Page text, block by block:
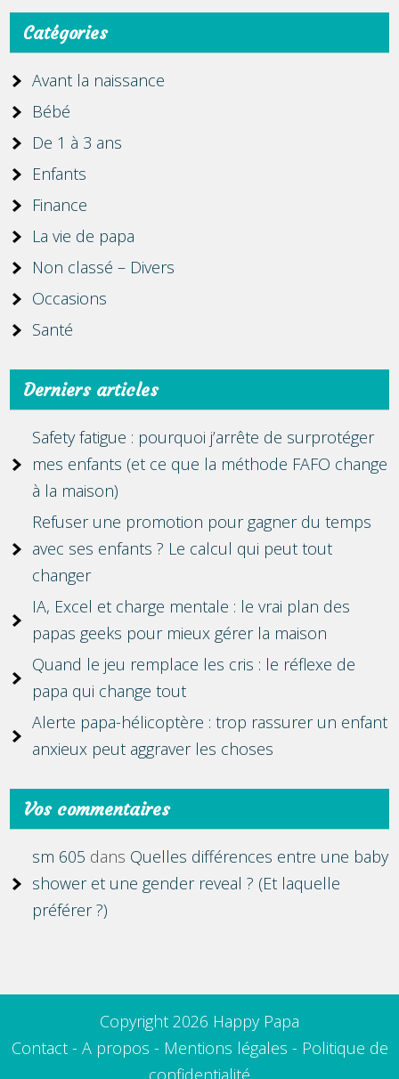
Catégories
Avant la naissance
Bébé
De 1 à 3 ans
Enfants
Finance
La vie de papa
Non classé – Divers
Occasions
Santé
Derniers articles
Safety fatigue : pourquoi j’arrête de surprotéger
mes enfants (et ce que la méthode FAFO change
à la maison)
Refuser une promotion pour gagner du temps
avec ses enfants ? Le calcul qui peut tout
changer
IA, Excel et charge mentale : le vrai plan des
papas geeks pour mieux gérer la maison
Quand le jeu remplace les cris : le réflexe de
papa qui change tout
Alerte papa-hélicoptère : trop rassurer un enfant
anxieux peut aggraver les choses
Vos commentaires
sm 605 dans Quelles différences entre une baby
shower et une gender reveal ? (Et laquelle
préférer ?)
Copyright 2026 Happy Papa
Contact- A propos - Mentions légales - Politique de
confidentialité